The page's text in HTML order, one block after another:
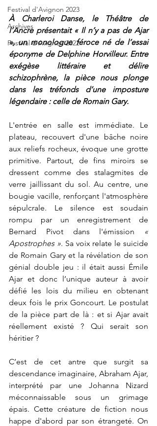
Festival d'Avignon 2023
Archives
Festival d'Avignon 2022
À Charleroi Danse, le Théâtre de
l’Ancre présentait « Il n’y a pas de Ajar
», un monologue féroce né de l’essai
éponyme de Delphine Horvilleur. Entre
exégèse littéraire et délire
schizophrène, la pièce nous plonge
dans les tréfonds d’une imposture
légendaire : celle de Romain Gary.
L'entrée en salle est immédiate. Le
plateau, recouvert d'une bâche noire
aux reliefs rocheux, évoque une grotte
primitive. Partout, de fins miroirs se
dressent comme des stalagmites de
verre jaillissant du sol. Au centre, une
bougie vacille, renforçant l'atmosphère
sépulcrale. Le silence est soudain
rompu par un enregistrement de
Bernard Pivot dans l'émission
«
Apostrophes ». Sa voix relate le suicide
de Romain Gary et la révélation de son
génial double jeu : il était aussi Émile
Ajar et donc l’unique auteur à avoir
défié les lois du milieu en obtenant
deux fois le prix Goncourt. Le postulat
de la pièce part de là : et si Ajar avait
réellement existé ? Qui serait son
héritier ?
C’est de cet antre que surgit sa
descendance imaginaire, Abraham Ajar,
interprété par une Johanna Nizard
méconnaissable sous un grimage
épais. Cette créature de fiction nous
happe d'abord par son étrangeté. On